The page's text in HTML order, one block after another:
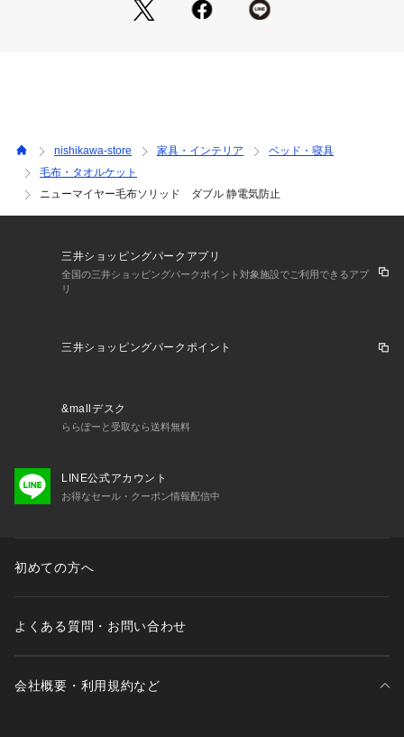
nishikawa-store 家具・インテリア
ベッド・寝具
毛布・タオルケット
ニューマイヤー毛布ソリッド ダブル 静電気防止
三井ショッピングパークアプリ
全国の三井ショッピングパークポイント対象施設でご利用できるアプ
リ
三井ショッピングパークポイント
&mallデスク
ららぽーと受取なら送料無料
LINE公式アカウント
お得なセール・クーポン情報配信中
初めての方へ
よくある質問・お問い合わせ
会社概要・利用規約など